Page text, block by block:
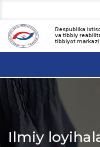
Respublika
va tibbiy
tibbiyot markazi
Ilmiy